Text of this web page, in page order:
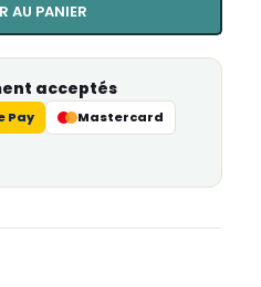
AU PANIER
acceptés
Pay Mastercard